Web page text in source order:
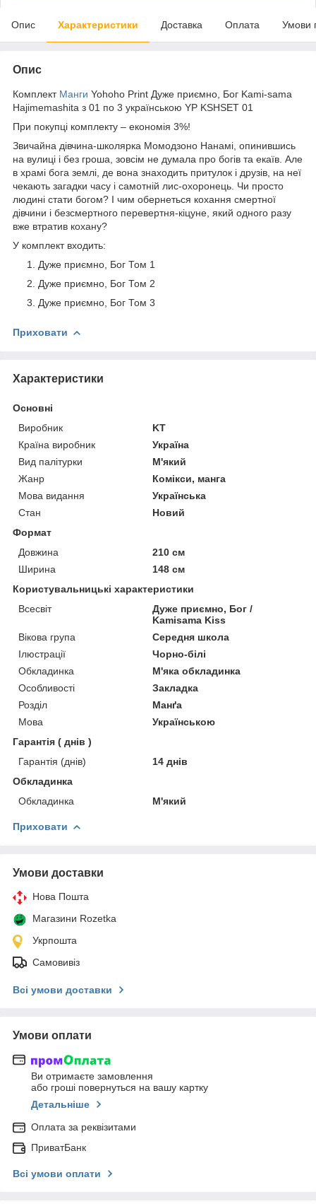
Опис Характеристики Доставка Оплата Умови
Опис
Комплект Манги Yohoho Print Дуже приємно, Бог Kami-sama
Hajimemashita з 01 по 3 українською YP KSHSET 01
При покупці комплекту – економія 3%!
Звичайна дівчина-школярка Момодзоно Нанамі, опинившись
на вулиці і без гроша, зовсім не думала про богів та екаїв. Але
в храмі бога землі, де вона знаходить притулок і друзів, на неї
чекають загадки часу і самотній лис-охоронець. Чи просто
людині стати богом? І чим обернеться кохання смертної
дівчини і безсмертного перевертня-кіцуне, який одного разу
вже втратив кохану?
У комплект входить:
Дуже приємно, Бог Том 1
Дуже приємно, Бог Том 2
Дуже приємно, Бог Том 3
Приховати
Характеристики
Основні
Виробник
KT
Країна виробник
Україна
Вид палітурки
М'який
Жанр
Комікси, манга
Мова видання
Українська
Стан
Новий
Формат
Довжина
210 см
Ширина
148 см
Користувальницькі характеристики
Всесвіт
Дуже приємно, Бог /
Kamisama Kiss
Вікова група
Середня школа
Ілюстрації
Чорно-білі
Обкладинка
М'яка обкладинка
Особливості
Закладка
Розділ
Манґа
Мова
Українською
Гарантія ( днів )
Гарантія (днів)
14 днів
Обкладинка
Обкладинка
М'який
Приховати
Умови доставки
Нова Пошта
Магазини Rozetka
Укрпошта
Самовивіз
Всі умови доставки
Умови оплати
Ви отримаєте замовлення
або гроші повернуться на вашу картку
Детальніше
Оплата за реквізитами
ПриватБанк
Всі умови оплати